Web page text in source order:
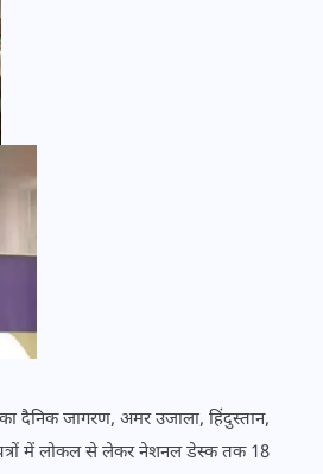
दैनिक जागरण, अमर उजाला, हिंदुस्तान,
पत्रों में लोकल से लेकर नेशनल डेस्क तक 18